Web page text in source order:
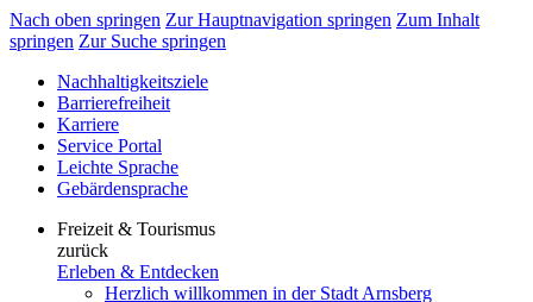
Nach oben springen Zur Hauptnavigation springen Zum Inhalt
springen Zur Suche springen
Nachhaltigkeitsziele
Barrierefreiheit
Karriere
Service Portal
Leichte Sprache
Gebärdensprache
Freizeit & Tourismus
zurück
Erleben & Entdecken
Herzlich willkommen in der Stadt Arnsberg